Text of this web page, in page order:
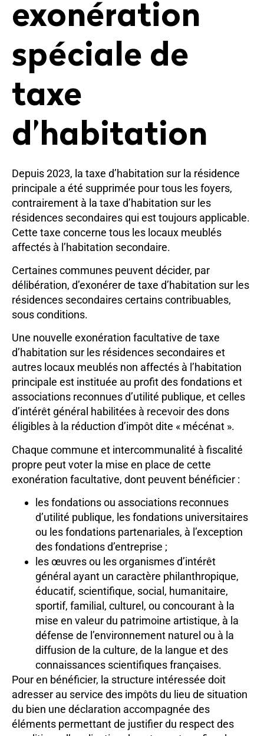
exonération
spéciale de
taxe
d’habitation
Depuis 2023, la taxe d’habitation sur la résidence
principale a été supprimée pour tous les foyers,
contrairement à la taxe d’habitation sur les
résidences secondaires qui est toujours applicable.
Cette taxe concerne tous les locaux meublés
affectés à l’habitation secondaire.
Certaines communes peuvent décider, par
délibération, d’exonérer de taxe d’habitation sur les
résidences secondaires certains contribuables,
sous conditions.
Une nouvelle exonération facultative de taxe
d’habitation sur les résidences secondaires et
autres locaux meublés non affectés à l’habitation
principale est instituée au profit des fondations et
associations reconnues d’utilité publique, et celles
d’intérêt général habilitées à recevoir des dons
éligibles à la réduction d’impôt dite « mécénat ».
Chaque commune et intercommunalité à fiscalité
propre peut voter la mise en place de cette
exonération facultative, dont peuvent bénéficier :
les fondations ou associations reconnues
d’utilité publique, les fondations universitaires
ou les fondations partenariales, à l’exception
des fondations d’entreprise ;
les œuvres ou les organismes d’intérêt
général ayant un caractère philanthropique,
éducatif, scientifique, social, humanitaire,
sportif, familial, culturel, ou concourant à la
mise en valeur du patrimoine artistique, à la
défense de l’environnement naturel ou à la
diffusion de la culture, de la langue et des
connaissances scientifiques françaises.
Pour en bénéficier, la structure intéressée doit
adresser au service des impôts du lieu de situation
du bien une déclaration accompagnée des
éléments permettant de justifier du respect des